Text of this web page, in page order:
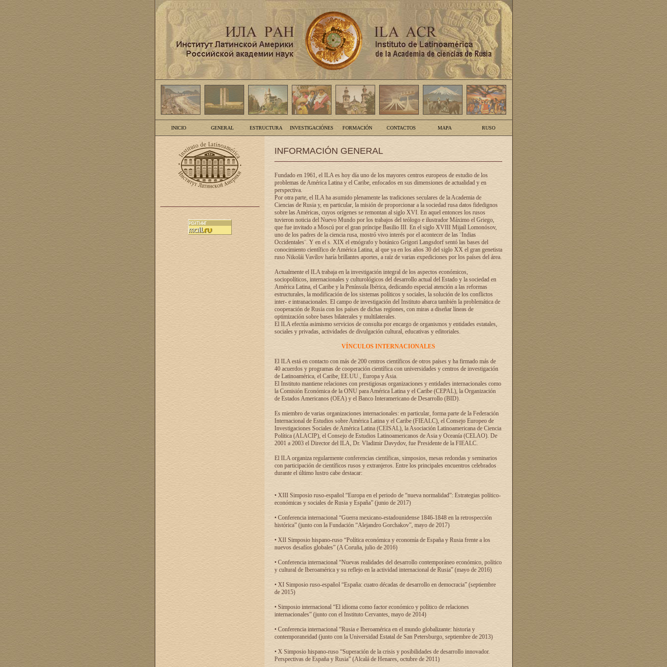
INICIO GENERAL ESTRUCTURA INVESTIGACIÓNES FORMACIÓN CONTACTOS MAPA RUSO
INFORMACIÓN GENERAL
Fundado en 1961, el ILA es hoy día uno de los mayores centros europeos de estudio de los
problemas de América Latina y el Caribe, enfocados en sus dimensiones de actualidad y en
perspectiva.
Por otra parte, el ILA ha asumido plenamente las tradiciones seculares de la Academia de
Ciencias de Rusia y, en particular, la misión de proporcionar a la sociedad rusa datos fidedignos
sobre las Américas, cuyos orígenes se remontan al siglo XVI. En aquel entonces los rusos
tuvieron noticia del Nuevo Mundo por los trabajos del teólogo e ilustrador Máximo el Griego,
que fue invitado a Moscú por el gran príncipe Basilio III. En el siglo XVIII Mijaíl Lomonósov,
uno de los padres de la ciencia rusa, mostró vivo interés por el acontecer de las ¨Indias
Occidentales¨. Y en el s. XIX el etnógrafo y botánico Grigori Langsdorf sentó las bases del
conocimiento científico de América Latina, al que ya en los años 30 del siglo XX el gran genetista
ruso Nikolái Vavílov haría brillantes aportes, a raíz de varias expediciones por los países del área.
Actualmente el ILA trabaja en la investigación integral de los aspectos económicos,
sociopolíticos, internacionales y culturológicos del desarrollo actual del Estado y la sociedad en
América Latina, el Caribe y la Península Ibérica, dedicando especial atención a las reformas
estructurales, la modificación de los sistemas políticos y sociales, la solución de los conflictos
inter- e intranacionales. El campo de investigación del Instituto abarca también la problemática de
cooperación de Rusia con los países de dichas regiones, con miras a diseñar líneas de
optimización sobre bases bilaterales y multilaterales.
El ILA efectúa asimismo servicios de consulta por encargo de organismos y entidades estatales,
sociales y privadas, actividades de divulgación cultural, educativas y editoriales.
VÍNCULOS INTERNACIONALES
El ILA está en contacto con más de 200 centros científicos de otros países y ha firmado más de
40 acuerdos y programas de cooperación científica con universidades y centros de investigación
de Latinoamérica, el Caribe, EE.UU., Europa y Asia.
El Instituto mantiene relaciones con prestigiosas organizaciones y entidades internacionales como
la Comisión Económica de la ONU para América Latina y el Caribe (CEPAL), la Organización
de Estados Americanos (OEA) y el Banco Interamericano de Desarrollo (BID).
Es miembro de varias organizaciones internacionales: en particular, forma parte de la Federación
Internacional de Estudios sobre América Latina y el Caribe (FIEALC), el Consejo Europeo de
Investigaciones Sociales de América Latina (CEISAL), la Asociación Latinoamericana de Ciencia
Política (ALACIP), el Consejo de Estudios Latinoamericanos de Asia y Oceanía (CELAO). De
2001 a 2003 el Director del ILA, Dr. Vladimir Davydov, fue Presidente de la FIEALC.
El ILA organiza regularmente conferencias científicas, simposios, mesas redondas y seminarios
con participación de científicos rusos y extranjeros. Entre los principales encuentros celebrados
durante el último lustro cabe destacar:
• XIII Simposio ruso-español “Europa en el periodo de “nueva normalidad”: Estrategias político-
económicas y sociales de Rusia y España” (junio de 2017)
• Conferencia internacional “Guerra mexicano-estadounidense 1846-1848 en la retrospección
histórica” (junto con la Fundación “Alejandro Gorchakov”, mayo de 2017)
• XII Simposio hispano-ruso “Política económica y economía de España y Rusia frente a los
nuevos desafíos globales” (A Coruña, julio de 2016)
• Conferencia internacional “Nuevas realidades del desarrollo contemporáneo económico, político
y cultural de Iberoamérica y su reflejo en la actividad internacional de Rusia” (mayo de 2016)
• XI Simposio ruso-español “España: cuatro décadas de desarrollo en democracia” (septiembre
de 2015)
• Simposio internacional “El idioma como factor económico y político de relaciones
internacionales” (junto con el Instituto Cervantes, mayo de 2014)
• Conferencia internacional “Rusia e Iberoamérica en el mundo globalizante: historia y
contemporaneidad (junto con la Universidad Estatal de San Petersburgo, septiembre de 2013)
• X Simposio hispano-ruso “Superación de la crisis y posibilidades de desarrollo innovador.
Perspectivas de España y Rusia” (Alcalá de Henares, octubre de 2011)